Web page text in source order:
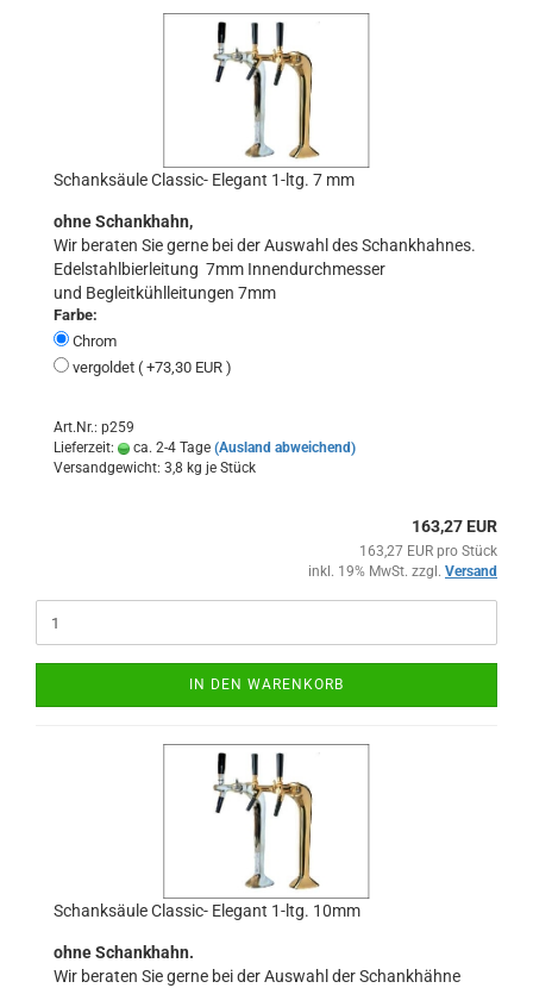
Schanksäule Classic- Elegant 1-ltg. 7 mm
ohne Schankhahn,
Wir beraten Sie gerne bei der Auswahl des Schankhahnes.
Edelstahlbierleitung 7mm Innendurchmesser
und Begleitkühlleitungen 7mm
Farbe:
Chrom
vergoldet ( +73,30 EUR )
Art.Nr.: p259
Lieferzeit:
ca. 2-4 Tage (Ausland abweichend)
Versandgewicht: 3,8 kg je Stück
163,27 EUR
163,27 EUR pro Stück
inkl. 19% MwSt. zzgl. Versand
IN DEN WARENKORB
Schanksäule Classic- Elegant 1-ltg. 10mm
ohne Schankhahn.
Wir beraten Sie gerne bei der Auswahl der Schankhähne